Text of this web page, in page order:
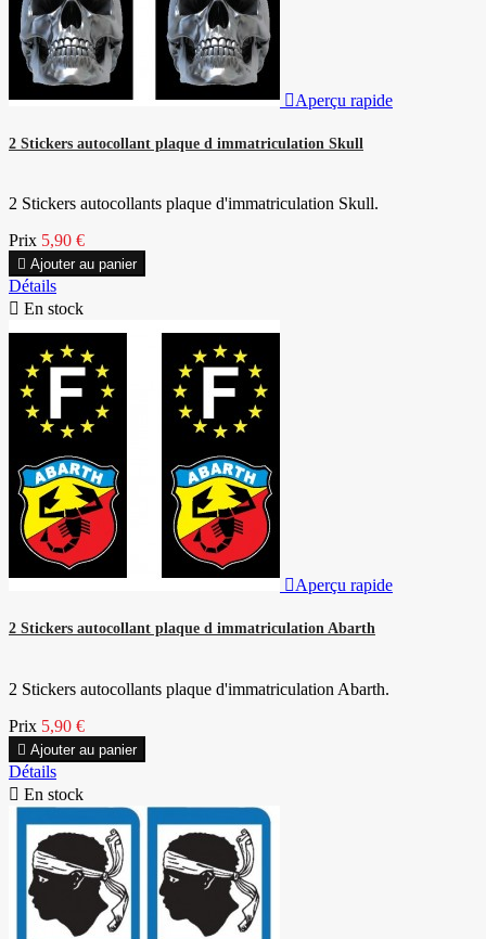
Aperçu rapide
2 Stickers autocollant plaque d immatriculation Skull
2 Stickers autocollants plaque d'immatriculation Skull.
Prix 5,90 €
 Ajouter au panier
Détails
 En stock
Aperçu rapide
2 Stickers autocollant plaque d immatriculation Abarth
2 Stickers autocollants plaque d'immatriculation Abarth.
Prix 5,90 €
 Ajouter au panier
Détails
 En stock